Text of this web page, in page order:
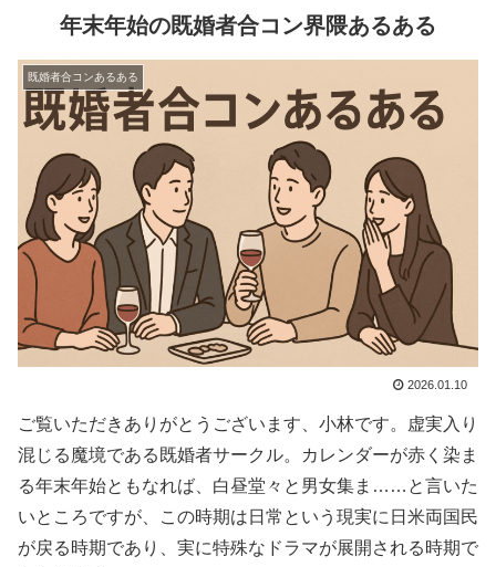
年末年始の既婚者合コン界隈あるある
既婚者合コンあるある
2026.01.10
ご覧いただきありがとうございます、小林です。虚実入り
混じる魔境である既婚者サークル。カレンダーが赤く染ま
る年末年始ともなれば、白昼堂々と男女集ま……と言いた
いところですが、この時期は日常という現実に日米両国民
が戻る時期であり、実に特殊なドラマが展開される時期で